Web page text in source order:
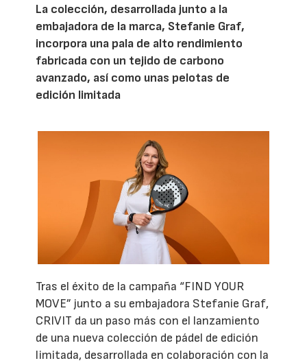
La colección, desarrollada junto a la
embajadora de la marca, Stefanie Graf,
incorpora una pala de alto rendimiento
fabricada con un tejido de carbono
avanzado, así como unas pelotas de
edición limitada
Tras el éxito de la campaña “FIND YOUR
MOVE” junto a su embajadora Stefanie Graf,
CRIVIT da un paso más con el lanzamiento
de una nueva colección de pádel de edición
limitada, desarrollada en colaboración con la